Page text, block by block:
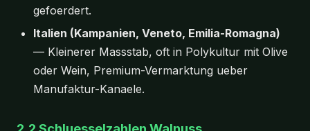
gefoerdert.
Italien (Kampanien, Veneto, Emilia-Romagna)
— Kleinerer Massstab, oft in Polykultur mit Olive
oder Wein, Premium-Vermarktung ueber
Manufaktur-Kanaele.